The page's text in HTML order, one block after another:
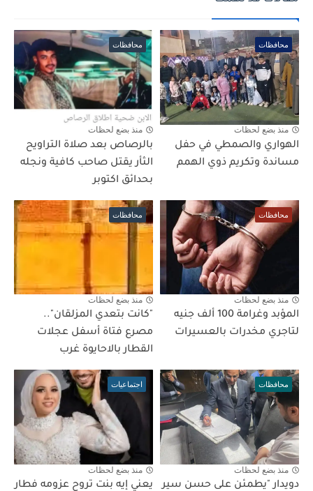
محافظات
منذ بضع لحظات
الهواري والصمطي في حفل
مساندة وتكريم ذوي الهمم
محافظات
منذ بضع لحظات
بالرصاص بعد صلاة التراويح
الثأر يقتل صاحب كافية ونجله
بحدائق اكتوبر
محافظات
منذ بضع لحظات
المؤبد وغرامة 100 ألف جنيه
لتاجري مخدرات بالعسيرات
محافظات
منذ بضع لحظات
"كانت بتعدي المزلقان"..
مصرع فتاة أسفل عجلات
القطار بالاحايوة غرب
محافظات
منذ بضع لحظات
دويدار "يطمئن على حسن سير
اجتماعيات
منذ بضع لحظات
يعني إيه بنت تروح عزومه فطار